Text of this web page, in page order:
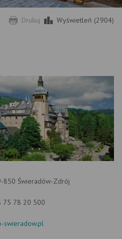
Drukuj Wyświetleń (2904)
850 Świeradów-Zdrój
75 78 20 500
swieradow.pl